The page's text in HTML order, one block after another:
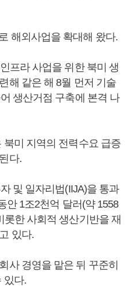
해외사업을 확대해 왔다.
프라 사업을 위한 북미 생
해 같은 해 8월 먼저 기술
생산거점 구축에 본격 나
미 지역의 전력수요 급증
다.
및 일자리법(IIJA)을 통과
안 1조2천억 달러(약 1558
한 사회적 생산기반을 재
있다.
사 경영을 맡은 뒤 꾸준히
있다.